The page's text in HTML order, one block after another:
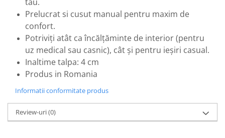
Prelucrat si cusut manual pentru maxim de
confort.
Potriviți atât ca încălțăminte de interior (pentru
uz medical sau casnic), cât și pentru ieșiri casual.
Inaltime talpa: 4 cm
Produs in Romania
Informatii conformitate produs
Review-uri(0)